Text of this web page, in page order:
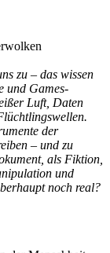
zu – das wis­sen
und Games-
Luft, Daten
der
– und zu
als Fiktion,
und
noch real?